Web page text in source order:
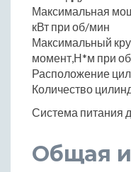
Максимальная
кВт при об/мин
Максимальный
момент,Н*м при
Расположение
Количество
Система питания
Общая